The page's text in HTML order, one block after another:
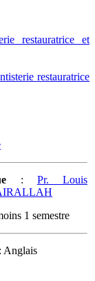
restauratrice et
restauratrice
: Pr. Louis
1 semestre
Anglais